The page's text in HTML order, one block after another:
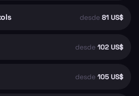
desde 81 US$
desde 102 US$
desde 105 US$